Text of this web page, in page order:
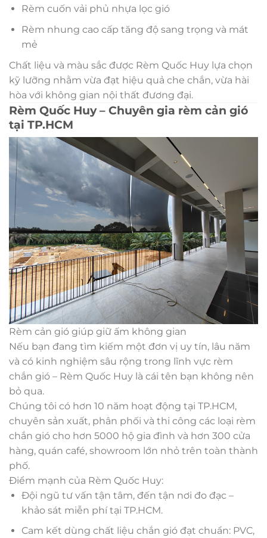
Rèm cuốn vải phủ nhựa lọc gió
Rèm nhung cao cấp tăng độ sang trọng và mát
mẻ
Chất liệu và màu sắc được Rèm Quốc Huy lựa chọn
kỹ lưỡng nhằm vừa đạt hiệu quả che chắn, vừa hài
hòa với không gian nội thất đương đại.
Rèm Quốc Huy – Chuyên gia rèm cản gió
tại TP.HCM
Rèm cản gió giúp giữ ấm không gian
Nếu bạn đang tìm kiếm một đơn vị uy tín, lâu năm
và có kinh nghiệm sâu rộng trong lĩnh vực rèm
chắn gió – Rèm Quốc Huy là cái tên bạn không nên
bỏ qua.
Chúng tôi có hơn 10 năm hoạt động tại TP.HCM,
chuyên sản xuất, phân phối và thi công các loại rèm
chắn gió cho hơn 5000 hộ gia đình và hơn 300 cửa
hàng, quán café, showroom lớn nhỏ trên toàn thành
phố.
Điểm mạnh của Rèm Quốc Huy:
Đội ngũ tư vấn tận tâm, đến tận nơi đo đạc –
khảo sát miễn phí tại TP.HCM.
Cam kết dùng chất liệu chắn gió đạt chuẩn: PVC,